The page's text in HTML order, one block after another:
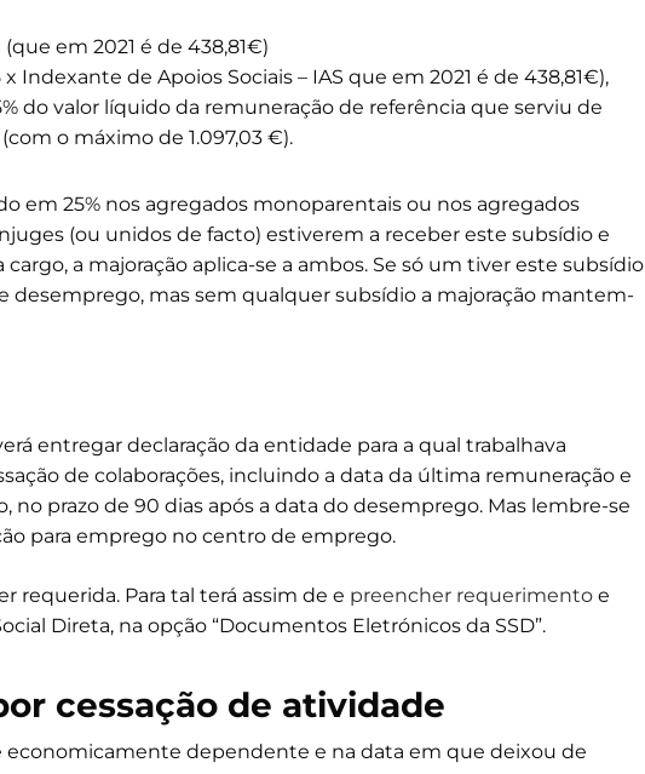
em 2021 é de 438,81€)
x Indexante de Apoios Sociais – IAS que em 2021 é de 438,81€),
do valor líquido da remuneração de referência que serviu de
o máximo de 1.097,03 €).
em 25% nos agregados monoparentais ou nos agregados
(ou unidos de facto) estiverem a receber este subsídio e
a majoração aplica-se a ambos. Se só um tiver este subsídio
desemprego, mas sem qualquer subsídio a majoração mantem-
entregar declaração da entidade para a qual trabalhava
de colaborações, incluindo a data da última remuneração e
prazo de 90 dias após a data do desemprego. Mas lembre-se
para emprego no centro de emprego.
requerida. Para tal terá assim de e preencher requerimento e
Direta, na opção “Documentos Eletrónicos da SSD”.
cessação de atividade
economicamente dependente e na data em que deixou de